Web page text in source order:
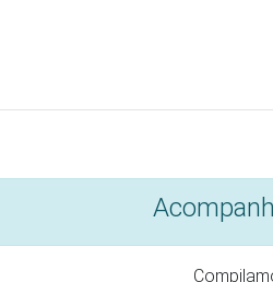
Representantes
Museu Emílio